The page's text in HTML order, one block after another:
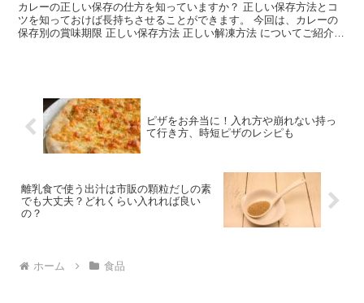
カレーの正しい保存の仕方を知っていますか？ 正しい保存方法とコ
ツを知っておけば長持ちさせることができます。 今回は、カレーの
保存別の賞味期限 正しい保存方法 正しい解凍方法 についてご紹介し
ピザをお弁当に！入れ方や崩れない持っ
て行き方、時短ピザのレシピも
離乳食で使う出汁は市販の顆粒だしの素
でも大丈夫？どれくらい入れれば良い
の？
ホーム 食品